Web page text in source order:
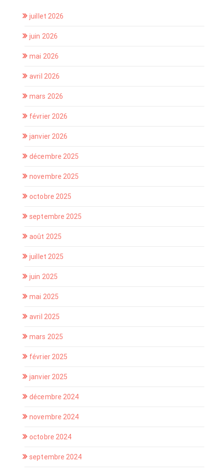
juillet 2026
juin 2026
mai 2026
avril 2026
mars 2026
février 2026
janvier 2026
décembre 2025
novembre 2025
octobre 2025
septembre 2025
août 2025
juillet 2025
juin 2025
mai 2025
avril 2025
mars 2025
février 2025
janvier 2025
décembre 2024
novembre 2024
octobre 2024
septembre 2024